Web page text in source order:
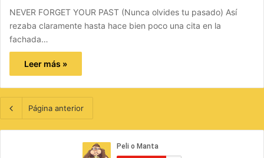
NEVER FORGET YOUR PAST (Nunca olvides tu pasado) Así
rezaba claramente hasta hace bien poco una cita en la
fachada…
Leer más »
Página anterior